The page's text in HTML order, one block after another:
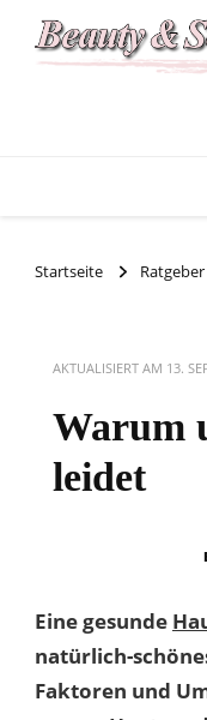
Beauty
Startseite Ratgeber
AKTUALISIERT AM 13.
Warum
leidet
Eine gesunde
natürlich-
Faktoren und